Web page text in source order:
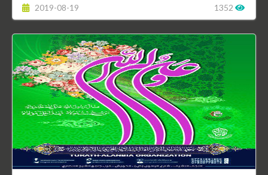
2019-08-19